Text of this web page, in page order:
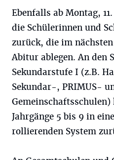
Ebenfalls ab Montag,
die Schülerinnen und
zurück, die im
Abitur ablegen. An den
Sekundarstufe I (z.B.
Sekundar-, PRIMUS-
Gemeinschaftsschulen)
Jahrgänge 5 bis 9 in
rollierenden System